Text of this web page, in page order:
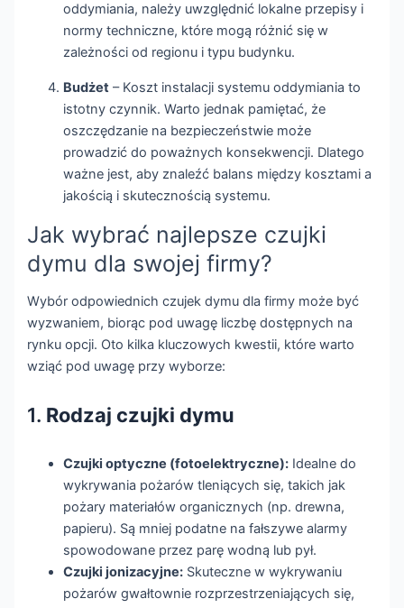
oddymiania, należy uwzględnić lokalne przepisy i
normy techniczne, które mogą różnić się w
zależności od regionu i typu budynku.
Budżet – Koszt instalacji systemu oddymiania to
istotny czynnik. Warto jednak pamiętać, że
oszczędzanie na bezpieczeństwie może
prowadzić do poważnych konsekwencji. Dlatego
ważne jest, aby znaleźć balans między kosztami a
jakością i skutecznością systemu.
Jak wybrać najlepsze czujki
dymu dla swojej firmy?
Wybór odpowiednich czujek dymu dla firmy może być
wyzwaniem, biorąc pod uwagę liczbę dostępnych na
rynku opcji. Oto kilka kluczowych kwestii, które warto
wziąć pod uwagę przy wyborze:
1. Rodzaj czujki dymu
Czujki optyczne (fotoelektryczne): Idealne do
wykrywania pożarów tleniących się, takich jak
pożary materiałów organicznych (np. drewna,
papieru). Są mniej podatne na fałszywe alarmy
spowodowane przez parę wodną lub pył.
Czujki jonizacyjne: Skuteczne w wykrywaniu
pożarów gwałtownie rozprzestrzeniających się,